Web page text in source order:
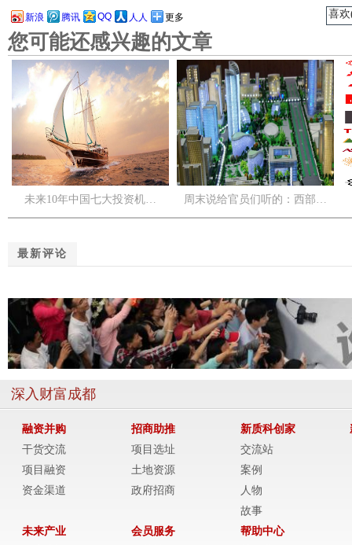
新浪 腾讯 QQ 人人 更多 喜
您可能还感兴趣的文章
未来10年中国七大投资机… 周末说给官员们听的：西部…
最新评论
深入财富成都
融资并购
干货交流
项目融资
资金渠道
招商助推
项目选址
土地资源
政府招商
新质科创家
交流站
案例
人物
故事
未来产业
会员服务
帮助中心